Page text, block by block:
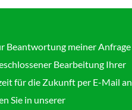
Beantwortung meiner Anfrage
Bearbeitung Ihrer
für die Zukunft per E-Mail an
Sie in unserer